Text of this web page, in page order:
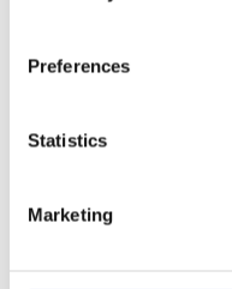
Preferences
Statistics
Marketing